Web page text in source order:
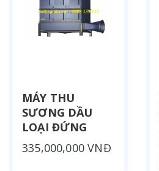
MÁY THU
SƯƠNG DẦU
LOẠI ĐỨNG
335,000,000 VNĐ